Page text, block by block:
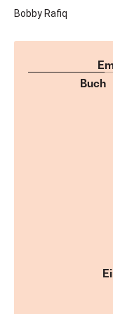
Bobby Rafiq
Buch